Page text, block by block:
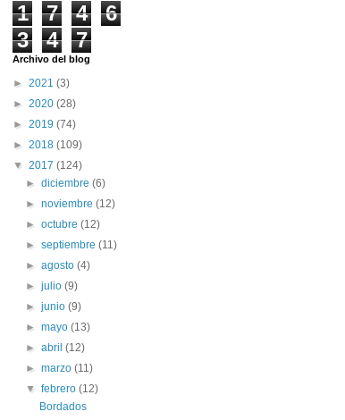
1 7 4
6
3
4 7
Archivo del blog
► 2021 (3)
► 2020 (28)
► 2019 (74)
► 2018 (109)
▼ 2017 (124)
►diciembre(6)
►noviembre(12)
►octubre(12)
►septiembre(11)
►agosto(4)
►julio(9)
►junio(9)
►mayo(13)
►abril(12)
►marzo(11)
▼febrero(12)
Bordados